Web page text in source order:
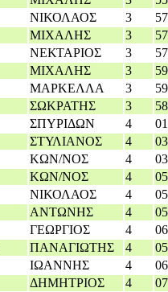
ΝΙΚΟΛΑΟΣ 3
ΜΙΧΑΛΗΣ 3
ΝΕΚΤΑΡΙΟΣ 3
ΜΙΧΑΛΗΣ 3
ΜΑΡΚΕΛΛΑ 3
ΣΩΚΡΑΤΗΣ 3
ΣΠΥΡΙΔΩΝ 4
ΣΤΥΛΙΑΝΟΣ 4
ΚΩΝ/ΝΟΣ 4
ΚΩΝ/ΝΟΣ 4
ΝΙΚΟΛΑΟΣ 4
ΑΝΤΩΝΗΣ 4
ΓΕΩΡΓΙΟΣ 4
ΠΑΝΑΓΙΩΤΗΣ 4
ΙΩΑΝΝΗΣ 4
ΔΗΜΗΤΡΙΟΣ 4